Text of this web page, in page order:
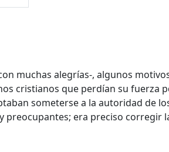
muchas alegrías-, algunos
cristianos que perdían su fuerza
someterse a la autoridad de
preocupantes; era preciso corregir